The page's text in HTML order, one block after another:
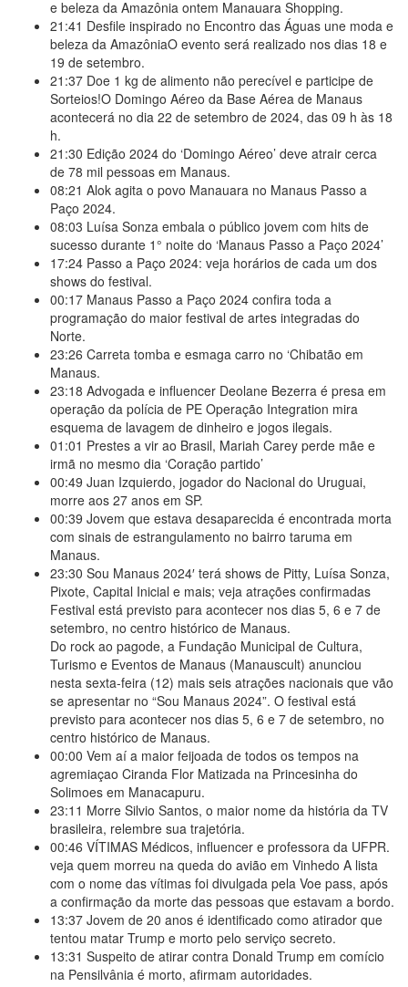
e beleza da Amazônia ontem Manauara Shopping.
21:41 Desfile inspirado no Encontro das Águas une moda e
beleza da AmazôniaO evento será realizado nos dias 18 e
19 de setembro.
21:37 Doe 1 kg de alimento não perecível e participe de
Sorteios!​O Domingo Aéreo da Base Aérea de Manaus
acontecerá no dia 22 de setembro de 2024, das 09 h às 18
h.
21:30 Edição 2024 do ‘Domingo Aéreo’ deve atrair cerca
de 78 mil pessoas em Manaus.
08:21 Alok agita o povo Manauara no Manaus Passo a
Paço 2024.
08:03 Luísa Sonza embala o público jovem com hits de
sucesso durante 1° noite do ‘Manaus Passo a Paço 2024’
17:24 Passo a Paço 2024: veja horários de cada um dos
shows do festival.
00:17 Manaus Passo a Paço 2024 confira toda a
programação do maior festival de artes integradas do
Norte.
23:26 Carreta tomba e esmaga carro no ‘Chibatão em
Manaus.
23:18 Advogada e influencer Deolane Bezerra é presa em
operação da polícia de PE Operação Integration mira
esquema de lavagem de dinheiro e jogos ilegais.
01:01 Prestes a vir ao Brasil, Mariah Carey perde mãe e
irmã no mesmo dia ‘Coração partido’
00:49 Juan Izquierdo, jogador do Nacional do Uruguai,
morre aos 27 anos em SP.
00:39 Jovem que estava desaparecida é encontrada morta
com sinais de estrangulamento no bairro taruma em
Manaus.
23:30 Sou Manaus 2024′ terá shows de Pitty, Luísa Sonza,
Pixote, Capital Inicial e mais; veja atrações confirmadas
Festival está previsto para acontecer nos dias 5, 6 e 7 de
setembro, no centro histórico de Manaus.
Do rock ao pagode, a Fundação Municipal de Cultura,
Turismo e Eventos de Manaus (Manauscult) anunciou
nesta sexta-feira (12) mais seis atrações nacionais que vão
se apresentar no “Sou Manaus 2024”. O festival está
previsto para acontecer nos dias 5, 6 e 7 de setembro, no
centro histórico de Manaus.
00:00 Vem aí a maior feijoada de todos os tempos na
agremiaçao Ciranda Flor Matizada na Princesinha do
Solimoes em Manacapuru.
23:11 Morre Silvio Santos, o maior nome da história da TV
brasileira, relembre sua trajetória.
00:46 VÍTIMAS Médicos, influencer e professora da UFPR.
veja quem morreu na queda do avião em Vinhedo A lista
com o nome das vítimas foi divulgada pela Voe pass, após
a confirmação da morte das pessoas que estavam a bordo.
13:37 Jovem de 20 anos é identificado como atirador que
tentou matar Trump e morto pelo serviço secreto.
13:31 Suspeito de atirar contra Donald Trump em comício
na Pensilvânia é morto, afirmam autoridades.